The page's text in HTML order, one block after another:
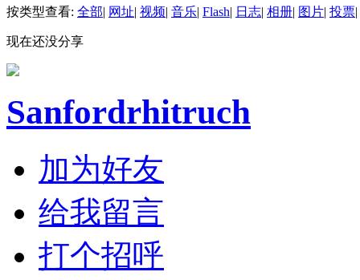
按类型查看: 全部| 网址| 视频| 音乐| Flash| 日志| 相册| 图片| 投票|
现在还没分享
Sanfordrhitruch
加为好友
给我留言
打个招呼